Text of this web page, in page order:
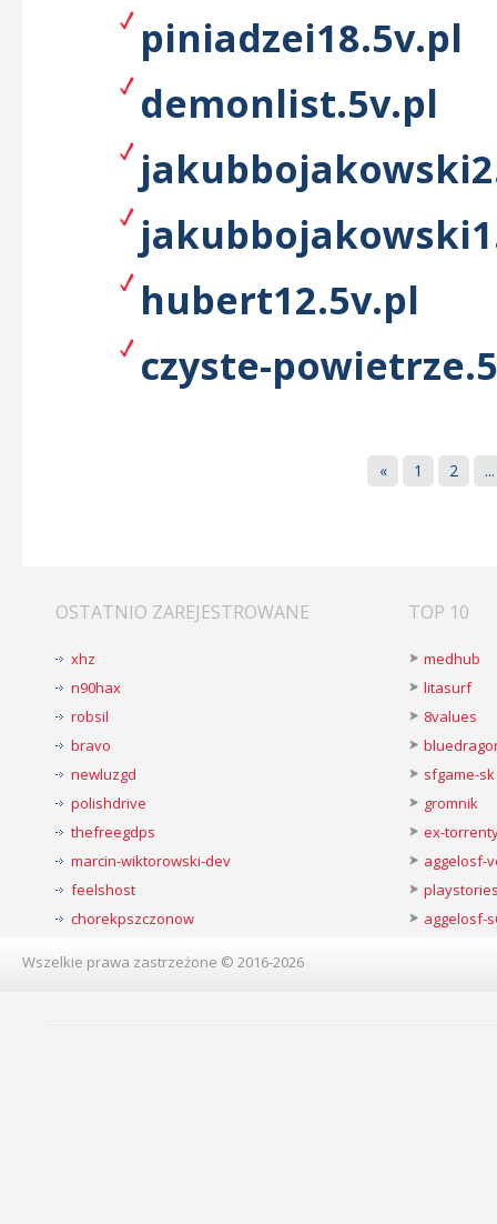
piniadzei18.5v.pl
demonlist.5v.pl
hubert12.5v.pl
czyste-
« 1 2 ...
OSTATNIO ZAREJESTROWANE
xhz
n90hax
robsil
bravo
newluzgd
polishdrive
thefreegdps
marcin-wiktorowski-dev
feelshost
chorekpszczonow
TOP 10
medhub
litasurf
8values
sfgame-sk
gromnik
ex-
aggelosf-
aggelosf-
Wszelkie prawa zastrzeżone © 2016-2026